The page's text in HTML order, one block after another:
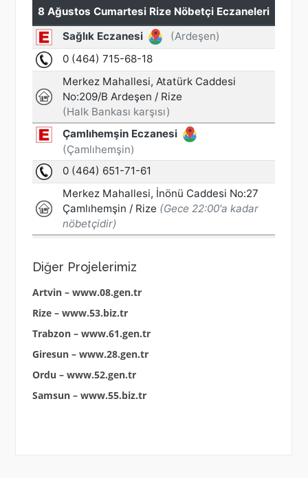
Diğer Projelerimiz
Artvin – www.08.gen.tr
Rize – www.53.biz.tr
Trabzon – www.61.gen.tr
Giresun – www.28.gen.tr
Ordu – www.52.gen.tr
Samsun – www.55.biz.tr